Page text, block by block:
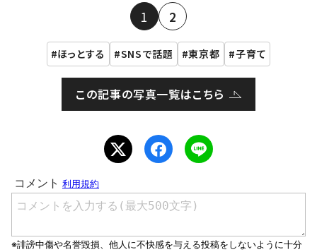
1 2
ほっとする SNSで話題 東京都 子育て
この記事の写真一覧はこちら